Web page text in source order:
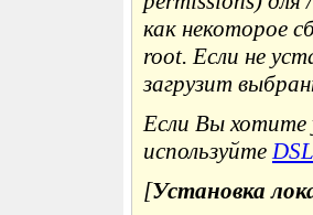
как некоторое
root. Если не
загрузит
Если Вы хотите
используйте
[Установка